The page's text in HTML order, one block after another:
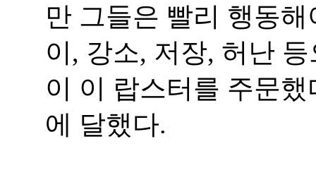
만 그들은 빨리 행동
이, 강소, 저장, 허난
이 이 랍스터를 주문
에 달했다.